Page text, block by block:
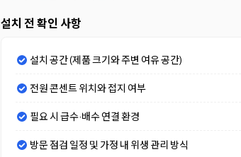
설치 전 확인 사항
설치 공간 (제품 크기와 주변 여유 공간)
전원 콘센트 위치와 접지 여부
필요 시 급수·배수 연결 환경
방문 점검 일정 및 가정 내 위생 관리 방식